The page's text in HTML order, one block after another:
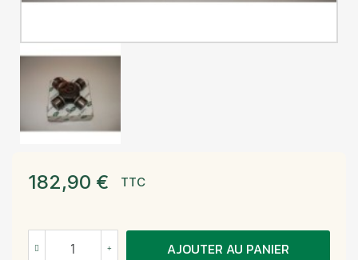
182,90 € TTC
AJOUTER AU PANIER